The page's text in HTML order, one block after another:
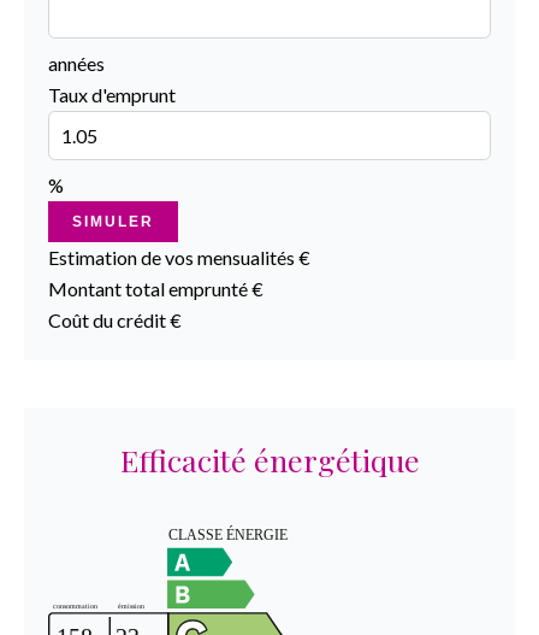
années
Taux d'emprunt
%
SIMULER
Estimation de vos mensualités €
Montant total emprunté€
Coût du crédit€
Efficacité énergétique